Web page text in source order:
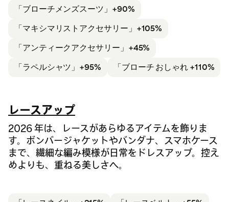
「ブローチメンズスーツ」+90%
「マキシマリスト アクセサリー」+105%
「アンティークアクセサリー」+45%
「ラペルシャツ」+95%
「ブローチ おしゃれ +110%
レースアップ
2026 年は、レースがあらゆるアイテムを飾りま
す。ボンバージャケットやバンダナ、スマホケース
まで、繊細な編み模様が日常をドレスアップ。控え
めよりも、重ねる美しさへ。